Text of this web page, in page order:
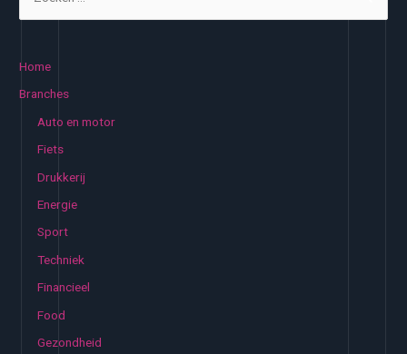
Home
Branches
Auto en motor
Fiets
Drukkerij
Energie
Sport
Techniek
Financieel
Food
Gezondheid